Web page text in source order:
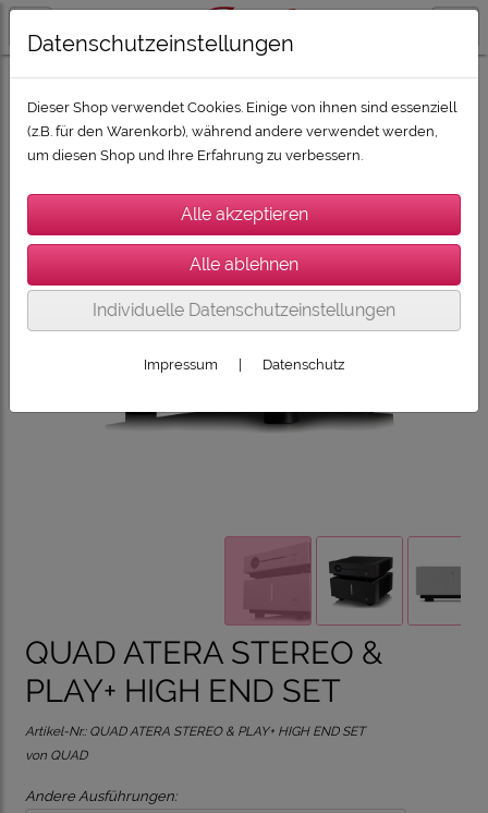
HIFI & HIGHEND QUAD
QUAD ATERA STEREO &
PLAY+ HIGH END SET
Artikel-Nr.: QUAD ATERA STEREO & PLAY+ HIGH END SET
von QUAD
Andere Ausführungen:
Datenschutzeinstellungen
Dieser Shop verwendet Cookies. Einige von ihnen sind essenziell
(z.B. für den Warenkorb), während andere verwendet werden,
um diesen Shop und Ihre Erfahrung zu verbessern.
Individuelle Datenschutzeinstellungen
Impressum Datenschutz